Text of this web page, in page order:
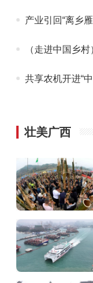
产业引回“离乡
（走进中国乡
共享农机开进“
壮美广西